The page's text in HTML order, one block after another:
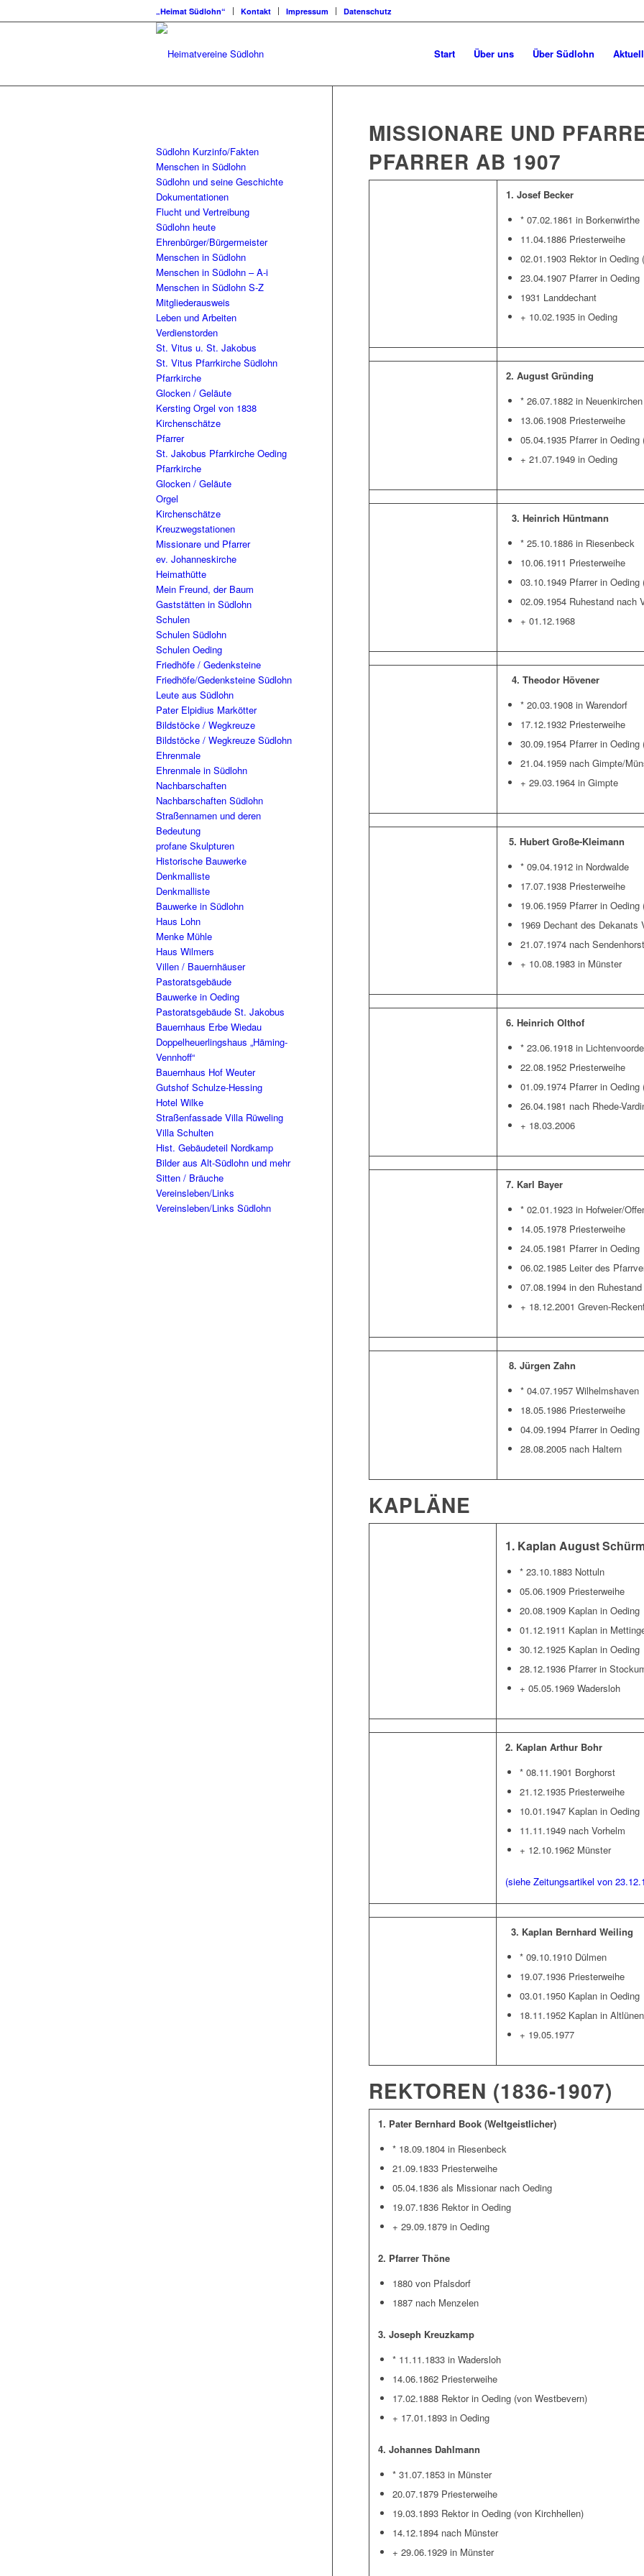
„Heimat Südlohn“ Kontakt Impressum Datenschutz
Start Über uns Über Südlohn
MISSIONARE UND
PFARRER AB 1907
1. Josef Becker
* 07.02.1861 in Borkenwirthe
11.04.1886 Priesterweihe
02.01.1903 Rektor in Oeding
23.04.1907 Pfarrer in Oeding
1931 Landdechant
+ 10.02.1935 in Oeding
2. August Gründing
* 26.07.1882 in
13.06.1908 Priesterweihe
05.04.1935 Pfarrer in Oeding
+ 21.07.1949 in Oeding
3. Heinrich Hüntmann
* 25.10.1886 in Riesenbeck
10.06.1911 Priesterweihe
03.10.1949 Pfarrer in Oeding
02.09.1954 Ruhestand nach
+ 01.12.1968
4. Theodor Hövener
* 20.03.1908 in Warendorf
17.12.1932 Priesterweihe
30.09.1954 Pfarrer in Oeding
21.04.1959 nach Gimpte/
+ 29.03.1964 in Gimpte
5. Hubert Große-Kleimann
* 09.04.1912 in Nordwalde
17.07.1938 Priesterweihe
19.06.1959 Pfarrer in
1969 Dechant des Dekanats
21.07.1974 nach Sendenhorst
+ 10.08.1983 in Münster
6. Heinrich Olthof
* 23.06.1918 in
22.08.1952 Priesterweihe
01.09.1974 Pfarrer in Oeding
26.04.1981 nach Rhede-
+ 18.03.2006
7. Karl Bayer
* 02.01.1923 in Hofweier/
14.05.1978 Priesterweihe
24.05.1981 Pfarrer in Oeding
06.02.1985 Leiter des
07.08.1994 in den Ruhestand
+ 18.12.2001 Greven-
8. Jürgen Zahn
* 04.07.1957 Wilhelmshaven
18.05.1986 Priesterweihe
04.09.1994 Pfarrer in Oeding
28.08.2005 nach Haltern
KAPLÄNE
1. Kaplan August
* 23.10.1883 Nottuln
05.06.1909 Priesterweihe
20.08.1909 Kaplan in Oeding
01.12.1911 Kaplan in
30.12.1925 Kaplan in Oeding
28.12.1936 Pfarrer in
+ 05.05.1969 Wadersloh
2. Kaplan Arthur Bohr
* 08.11.1901 Borghorst
21.12.1935 Priesterweihe
10.01.1947 Kaplan in Oeding
11.11.1949 nach Vorhelm
+ 12.10.1962 Münster
(siehe Zeitungsartikel von
3. Kaplan Bernhard Weiling
* 09.10.1910 Dülmen
19.07.1936 Priesterweihe
03.01.1950 Kaplan in Oeding
18.11.1952 Kaplan in Altlünen
+ 19.05.1977
REKTOREN (1836-1907)
1. Pater Bernhard Book (Weltgeistlicher)
* 18.09.1804 in Riesenbeck
21.09.1833 Priesterweihe
05.04.1836 als Missionar nach Oeding
19.07.1836 Rektor in Oeding
+ 29.09.1879 in Oeding
2. Pfarrer Thöne
1880 von Pfalsdorf
1887 nach Menzelen
3. Joseph Kreuzkamp
* 11.11.1833 in Wadersloh
14.06.1862 Priesterweihe
17.02.1888 Rektor in Oeding (von Westbevern)
+ 17.01.1893 in Oeding
4. Johannes Dahlmann
* 31.07.1853 in Münster
20.07.1879 Priesterweihe
19.03.1893 Rektor in Oeding (von Kirchhellen)
14.12.1894 nach Münster
+ 29.06.1929 in Münster
Südlohn Kurzinfo/Fakten
Menschen in Südlohn
Südlohn und seine Geschichte
Dokumentationen
Flucht und Vertreibung
Südlohn heute
Ehrenbürger/Bürgermeister
Menschen in Südlohn
Menschen in Südlohn – A-i
Menschen in Südlohn S-Z
Mitgliederausweis
Leben und Arbeiten
Verdienstorden
St. Vitus u. St. Jakobus
St. Vitus Pfarrkirche Südlohn
Pfarrkirche
Glocken / Geläute
Kersting Orgel von 1838
Kirchenschätze
Pfarrer
St. Jakobus Pfarrkirche Oeding
Pfarrkirche
Glocken / Geläute
Orgel
Kirchenschätze
Kreuzwegstationen
Missionare und Pfarrer
ev. Johanneskirche
Heimathütte
Mein Freund, der Baum
Gaststätten in Südlohn
Schulen
Schulen Südlohn
Schulen Oeding
Friedhöfe / Gedenksteine
Friedhöfe/Gedenksteine Südlohn
Leute aus Südlohn
Pater Elpidius Markötter
Bildstöcke / Wegkreuze
Bildstöcke / Wegkreuze Südlohn
Ehrenmale
Ehrenmale in Südlohn
Nachbarschaften
Nachbarschaften Südlohn
Straßennamen und deren
Bedeutung
profane Skulpturen
Historische Bauwerke
Denkmalliste
Denkmalliste
Bauwerke in Südlohn
Haus Lohn
Menke Mühle
Haus Wilmers
Villen / Bauernhäuser
Pastoratsgebäude
Bauwerke in Oeding
Pastoratsgebäude St. Jakobus
Bauernhaus Erbe Wiedau
Doppelheuerlingshaus „Häming-
Vennhoff“
Bauernhaus Hof Weuter
Gutshof Schulze-Hessing
Hotel Wilke
Straßenfassade Villa Rüweling
Villa Schulten
Hist. Gebäudeteil Nordkamp
Bilder aus Alt-Südlohn und mehr
Sitten / Bräuche
Vereinsleben/Links
Vereinsleben/Links Südlohn